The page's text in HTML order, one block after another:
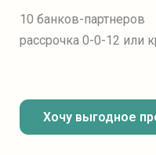
Хочу выгодное
10 банков-партнеров
рассрочка 0-0-12 или